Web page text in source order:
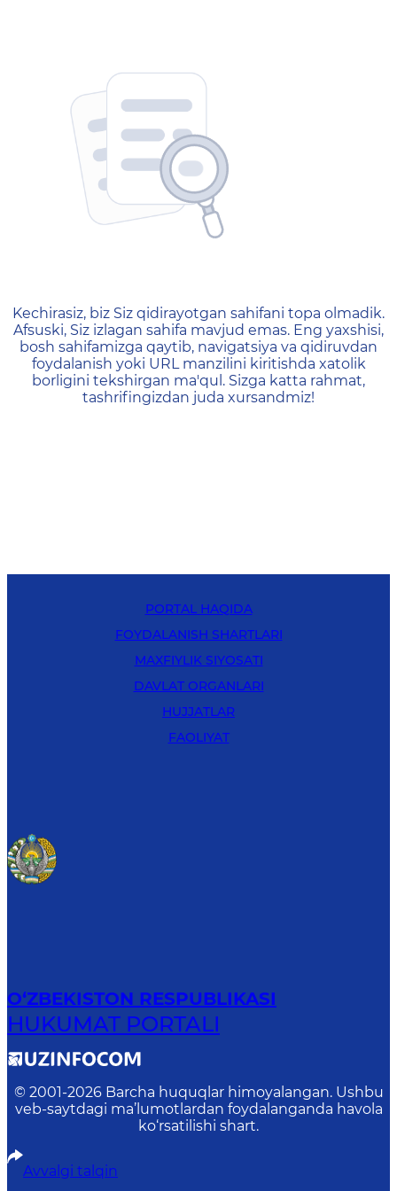
404 — Страница не
Kechirasiz, biz Siz qidirayotgan sahifani topa olmadik.
Afsuski, Siz izlagan sahifa mavjud emas. Eng yaxshisi,
bosh sahifamizga qaytib, navigatsiya va qidiruvdan
foydalanish yoki URL manzilini kiritishda xatolik
borligini tekshirgan ma'qul. Sizga katta rahmat,
tashrifingizdan juda xursandmiz!
PORTAL HAQIDA
FOYDALANISH SHARTLARI
MAXFIYLIK SIYOSATI
DAVLAT ORGANLARI
HUJJATLAR
FAOLIYAT
O‘ZBEKISTON RESPUBLIKASI
HUKUMAT PORTALI
© 2001-2026 Barcha huquqlar himoyalangan. Ushbu
veb-saytdagi ma’lumotlardan foydalanganda havola
ko‘rsatilishi shart.
Avvalgi talqin